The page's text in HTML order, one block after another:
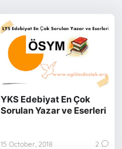
YKS Edebiyat En Çok
Sorulan Yazar ve Eserleri
15 October, 2018 2